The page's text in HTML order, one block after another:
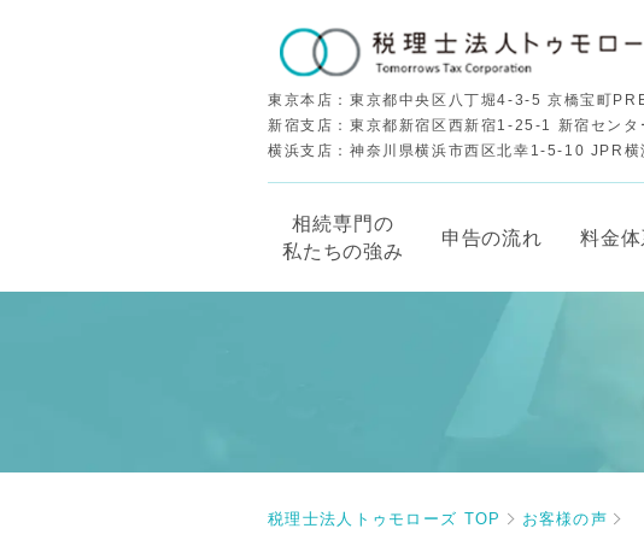
東京本店：東京都中央区八丁堀4-3-5 京橋宝町
新宿支店：東京都新宿区西新宿1-25-1 新宿センタ
横浜支店：神奈川県横浜市西区北幸1-5-10 JPR横
相続専門の
私たちの強み
申告の流れ 料金体
税理士法人トゥモローズ TOP お客様の声